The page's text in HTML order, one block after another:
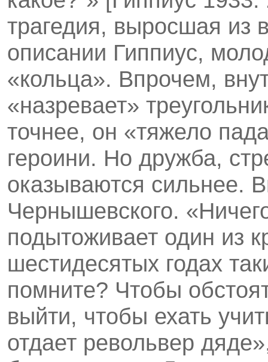
трагедия, выросшая из
описании Гиппиус,
«кольца». Впрочем,
«назревает»
точнее, он «тяжело
героини. Но дружба,
оказываются сильнее.
Чернышевского.
подытоживает один из
шестидесятых годах
помните? Чтобы
выйти, чтобы ехать
отдает револьвер